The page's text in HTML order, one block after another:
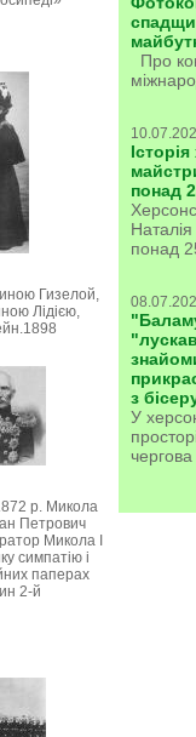
Про
понад
понад
з
У
чергова
Гизелой,
Лідією,
р. Микола
Петрович
Микола I
симпатію і
паперах
2-й